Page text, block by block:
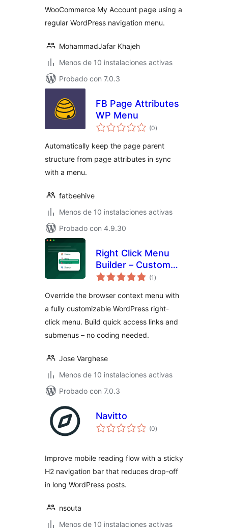
WooCommerce My Account page using a
regular WordPress navigation menu.
MohammadJafar Khajeh
Menos de 10 instalaciones activas
Probado con 7.0.3
FB Page Attributes
WP Menu
(0total
de
)
Automatically keep the page parent
structure from page attributes in sync
with a menu.
fatbeehive
Menos de 10 instalaciones activas
Probado con 4.9.30
Right Click Menu
Builder – Custom
Context Menu
(1 total
de
)
Override the browser context menu with
a fully customizable WordPress right-
click menu. Build quick access links and
submenus – no coding needed.
Jose Varghese
Menos de 10 instalaciones activas
Probado con 7.0.3
Navitto
(0total
de
)
Improve mobile reading flow with a sticky
H2 navigation bar that reduces drop-off
in long WordPress posts.
nsouta
Menos de 10 instalaciones activas